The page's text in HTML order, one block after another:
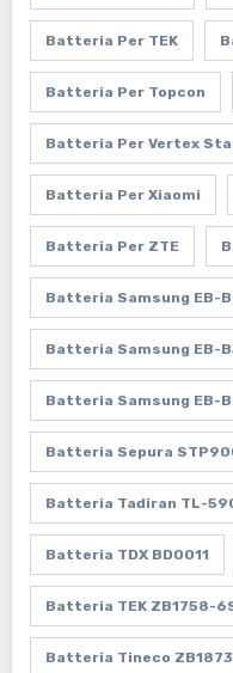
Batteria Per TEK
Batteria Per Topcon
Batteria Per Vertex
Batteria Per Xiaomi
Batteria Per ZTE
Batteria Samsung EB-
Batteria Samsung EB-
Batteria Samsung EB-
Batteria Sepura
Batteria Tadiran TL-
Batteria TDX BD0011
Batteria TEK ZB1758-
Batteria Tineco